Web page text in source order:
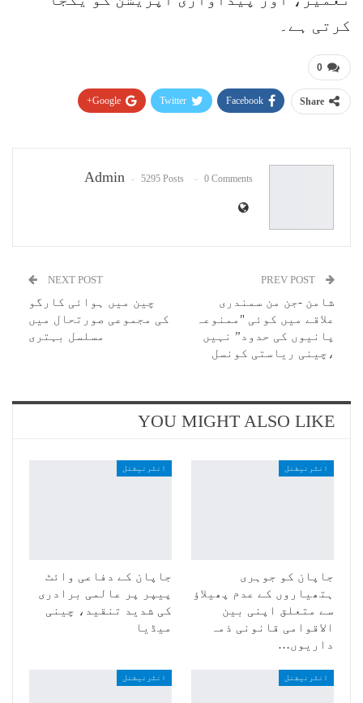
کرتی ہے۔
0
Share
Facebook
Twitter
Google+
Admin 5295 Posts 0 Comments
شامن -جن من سمندری
علاقے میں کوئی "ممنوعہ
پانیوں کی حدود” نہیں
،چینی ریاستی کونسل
NEXT POST
چین میں ہوائی کارگو
کی مجموعی صورتحال میں
مسلسل بہتری
YOU MIGHT ALSO LIKE
انٹرنیشنل
جاپان کو جوہری
ہتھیاروں کے عدم پھیلاؤ
سے متعلق اپنی بین
الاقوامی قانونی ذمہ
داریوں…
انٹرنیشنل
جاپان کے دفاعی وائٹ
پیپر پر عالمی برادری
کی شدید تنقید، چینی
میڈیا
انٹرنیشنل انٹرنیشنل